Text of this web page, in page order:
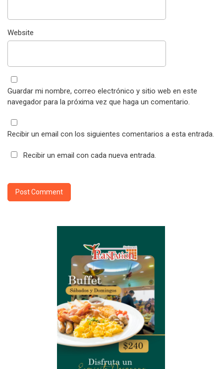
Website
Guardar mi nombre, correo electrónico y sitio web en este
navegador para la próxima vez que haga un comentario.
Recibir un email con los siguientes comentarios a esta entrada.
Recibir un email con cada nueva entrada.